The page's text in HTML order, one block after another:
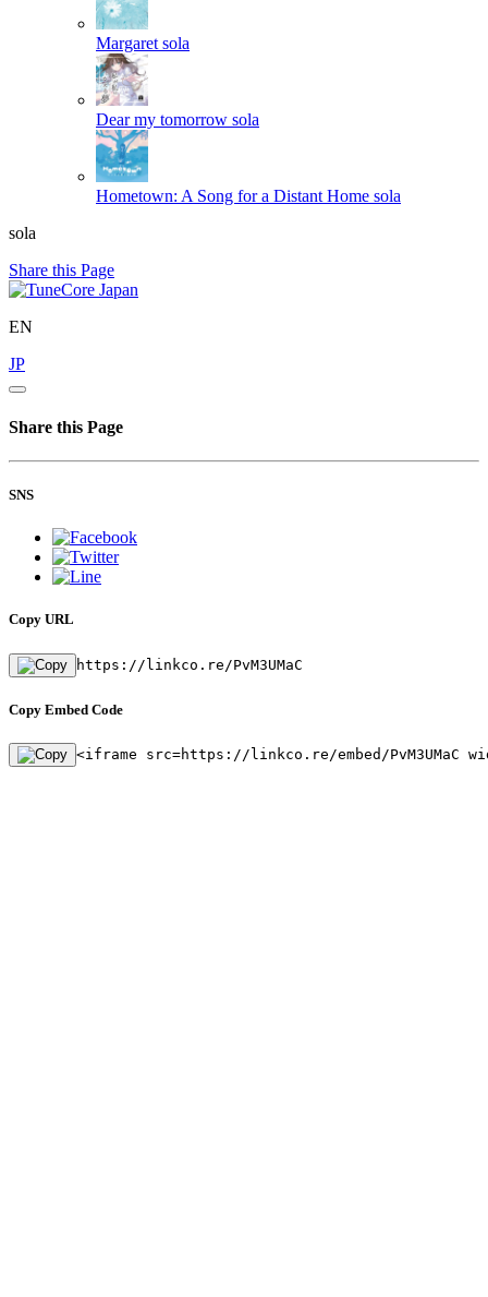
Margaret sola
Dear my tomorrow sola
Hometown: A Song for a Distant Home sola
sola
Share this Page
EN
JP
Share this Page
SNS
Copy URL
https://linkco.re/PvM3UMaC
Copy Embed Code
<iframe src=https://linkco.re/embed/PvM3UMaC